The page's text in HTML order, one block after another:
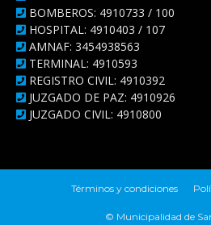
BOMBEROS: 4910733 / 100
HOSPITAL: 4910403 / 107
AMNAF: 3454938563
TERMINAL: 4910593
REGISTRO CIVIL: 4910392
JUZGADO DE PAZ: 4910926
JUZGADO CIVIL: 4910800
Términos y condiciones
© Municipalidad de